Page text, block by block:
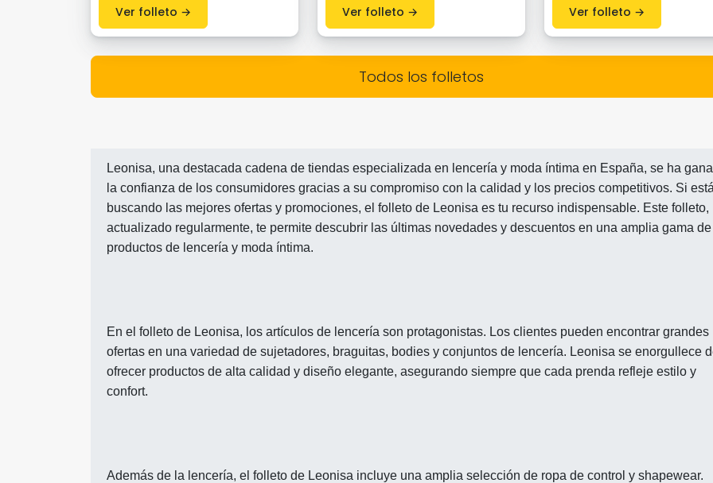
Ver folleto → Ver folleto → Ver folleto →
Todos los folletos
Leonisa, una destacada cadena de tiendas especializada en lencería y moda íntima en España, se ha
la confianza de los consumidores gracias a su compromiso con la calidad y los precios competitivos. Si
buscando las mejores ofertas y promociones, el folleto de Leonisa es tu recurso indispensable. Este folleto,
actualizado regularmente, te permite descubrir las últimas novedades y descuentos en una amplia gama de
productos de lencería y moda íntima.
En el folleto de Leonisa, los artículos de lencería son protagonistas. Los clientes pueden encontrar grandes
ofertas en una variedad de sujetadores, braguitas, bodies y conjuntos de lencería. Leonisa se enorgullece
ofrecer productos de alta calidad y diseño elegante, asegurando siempre que cada prenda refleje estilo y
confort.
Además de la lencería, el folleto de Leonisa incluye una amplia selección de ropa de control y shapewear.